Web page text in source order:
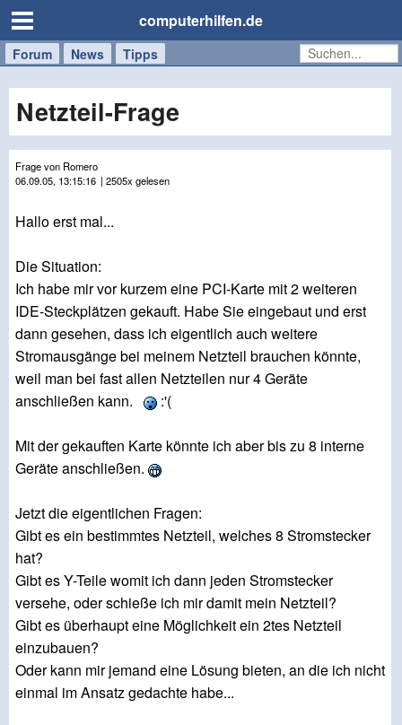
computerhilfen.de
Forum News Tipps
Handy
Tablet
Windows
Mac
Netzteil-Frage
Frage von Romero
06.09.05, 13:15:16 | 2505x gelesen
Hallo erst mal...
Die Situation:
Ich habe mir vor kurzem eine PCI-Karte mit 2 weiteren
IDE-Steckplätzen gekauft. Habe Sie eingebaut und erst
dann gesehen, dass ich eigentlich auch weitere
Stromausgänge bei meinem Netzteil brauchen könnte,
weil man bei fast allen Netzteilen nur 4 Geräte
anschließen kann.
:'(
Mit der gekauften Karte könnte ich aber bis zu 8 interne
Geräte anschließen.
Jetzt die eigentlichen Fragen:
Gibt es ein bestimmtes Netzteil, welches 8 Stromstecker
hat?
Gibt es Y-Teile womit ich dann jeden Stromstecker
versehe, oder schieße ich mir damit mein Netzteil?
Gibt es überhaupt eine Möglichkeit ein 2tes Netzteil
einzubauen?
Oder kann mir jemand eine Lösung bieten, an die ich nicht
einmal im Ansatz gedachte habe...